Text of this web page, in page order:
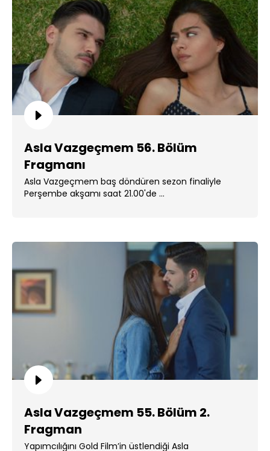
Asla Vazgeçmem 56. Bölüm
Fragmanı
Asla Vazgeçmem baş döndüren sezon finaliyle
Perşembe akşamı saat 21.00'de ...
Asla Vazgeçmem 55. Bölüm 2.
Fragman
Yapımcılığını Gold Film’in üstlendiği Asla